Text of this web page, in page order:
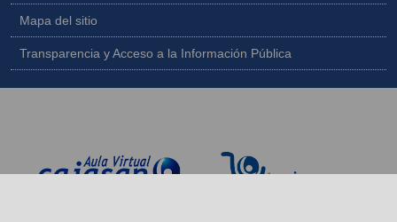
Mapa del sitio
Transparencia y Acceso a la Información Pública